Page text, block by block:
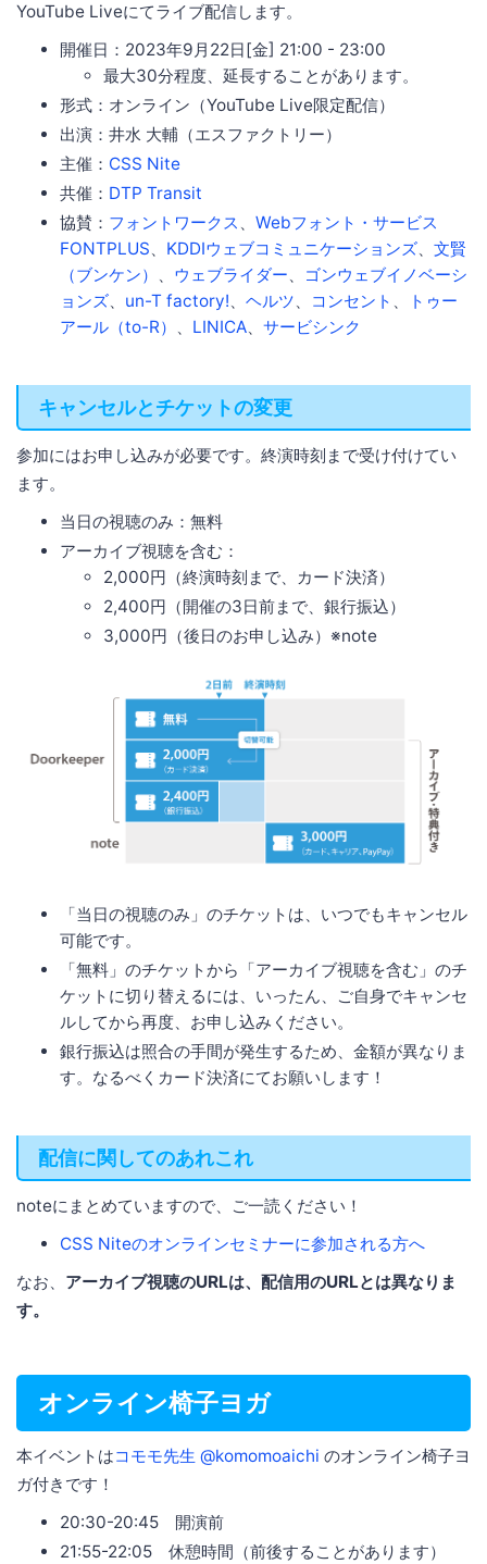
YouTube Liveにてライブ配信します。
開催日：2023年9月22日[金] 21:00 - 23:00
最大30分程度、延長することがあります。
形式：オンライン（YouTube Live限定配信）
出演：井水 大輔（エスファクトリー）
主催： CSS Nite
共催： DTP Transit
協賛： フォントワークス 、 Webフォント・サービス
FONTPLUS、 KDDIウェブコミュニケーションズ、 文賢
（ブンケン） 、 ウェブライダー、
ゴンウェブイノベーシ
ョンズ、 un-T factory!、 ヘルツ、 コンセント 、
トゥー
アール（to-R） 、 LINICA、 サービシンク
キャンセルとチケットの変更
参加にはお申し込みが必要です。終演時刻まで受け付けてい
ます。
当日の視聴のみ：無料
アーカイブ視聴を含む：
2,000円（終演時刻まで、カード決済）
2,400円（開催の3日前まで、銀行振込）
3,000円（後日のお申し込み）※note
「当日の視聴のみ」のチケットは、いつでもキャンセル
可能です。
「無料」のチケットから「アーカイブ視聴を含む」のチ
ケットに切り替えるには、いったん、ご自身でキャンセ
ルしてから再度、お申し込みください。
銀行振込は照合の手間が発生するため、金額が異なりま
す。なるべくカード決済にてお願いします！
配信に関してのあれこれ
noteにまとめていますので、ご一読ください！
CSS Niteのオンラインセミナーに参加される方へ
なお、 アーカイブ視聴のURLは、配信用のURLとは異なりま
す。
オンライン椅子ヨガ
本イベントはコモモ先生 @komomoaichi のオンライン椅子ヨ
ガ付きです！
20:30-20:45 開演前
21:55-22:05 休憩時間（前後することがあります）